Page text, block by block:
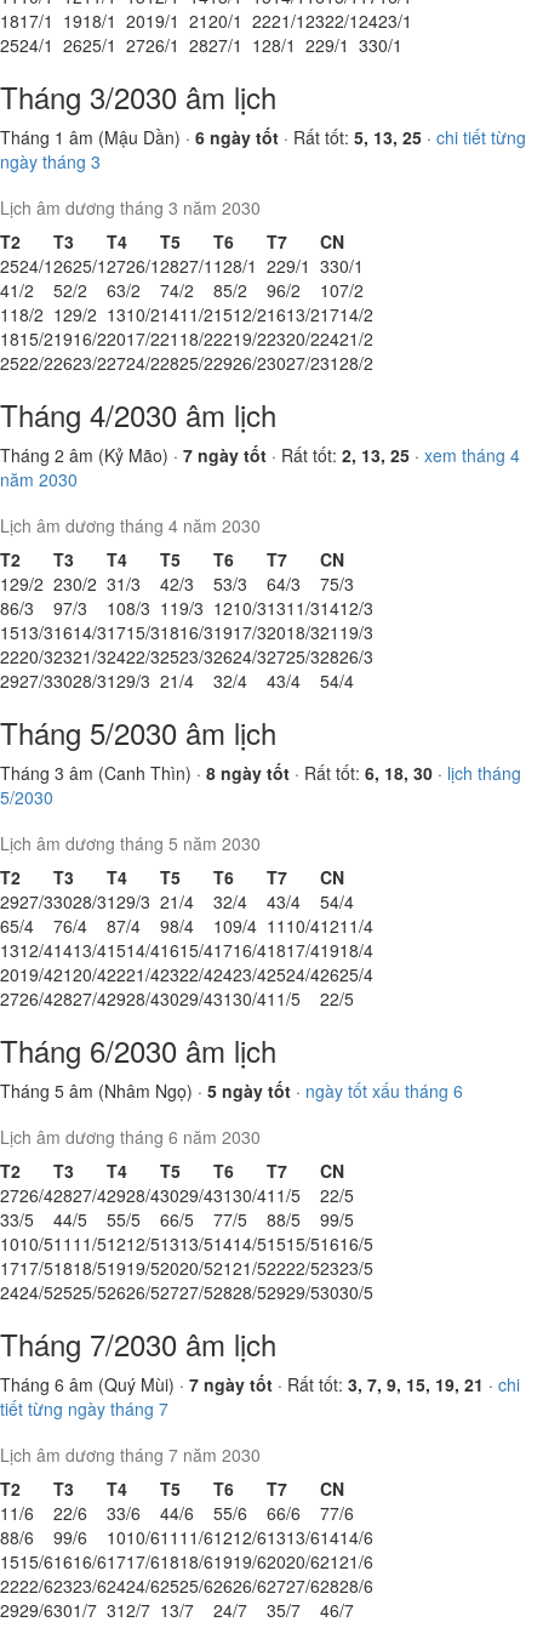
1817/1 1918/1 2019/1 2120/1 2221/12322/12423/1
2524/1 2625/1 2726/1 2827/1 128/1 229/1 330/1
Tháng 3/2030 âm lịch
Tháng 1 âm (Mậu Dần) · 6 ngày tốt · Rất tốt: 5, 13, 25 · chi tiết từng
ngày tháng 3
Lịch âm dương tháng 3 năm 2030
T2
T3 T4 T5 T6 T7
CN
2524/12625/12726/12827/1 128/1 229/1 330/1
41/2 52/2 63/2 74/2 85/2 96/2 107/2
118/2 129/2 1310/21411/21512/21613/21714/2
1815/21916/22017/221 18/22219/22320/22421/2
2522/22623/22724/22825/22926/23027/23128/2
Tháng 4/2030 âm lịch
Tháng 2 âm (Kỷ Mão) · 7 ngày tốt · Rất tốt: 2, 13, 25 · xem tháng 4
năm 2030
Lịch âm dương tháng 4 năm 2030
T2
T3 T4 T5 T6 T7
CN
129/2 230/2 31/3 42/3 53/3 64/3 75/3
86/3 97/3 108/3 119/3 1210/31311/31412/3
1513/31614/31715/31816/31917/32018/321 19/3
2220/32321/32422/32523/32624/32725/32826/3
2927/33028/3129/3 21/4 32/4 43/4 54/4
Tháng 5/2030 âm lịch
Tháng 3 âm (Canh Thìn) · 8 ngày tốt · Rất tốt: 6, 18, 30 · lịch tháng
5/2030
Lịch âm dương tháng 5 năm 2030
T2
T3 T4 T5 T6 T7
CN
2927/33028/3129/3 21/4 32/4 43/4 54/4
65/4 76/4 87/4 98/4 109/4 11 10/41211/4
1312/41413/41514/41615/41716/41817/41918/4
2019/42120/42221/42322/42423/42524/42625/4
2726/42827/42928/43029/43130/41 1/5 22/5
Tháng 6/2030 âm lịch
Tháng 5 âm (Nhâm Ngọ) · 5 ngày tốt · ngày tốt xấu tháng 6
Lịch âm dương tháng 6 năm 2030
T2
T3 T4 T5 T6 T7
CN
2726/42827/42928/43029/43130/41 1/5 22/5
33/5 44/5 55/5 66/5 77/5 88/5 99/5
1010/511 11/51212/51313/51414/51515/51616/5
1717/51818/51919/52020/52121/52222/52323/5
2424/52525/52626/52727/52828/52929/53030/5
Tháng 7/2030 âm lịch
Tháng 6 âm (Quý Mùi) · 7 ngày tốt · Rất tốt: 3, 7, 9, 15, 19, 21 · chi
tiết từng ngày tháng 7
Lịch âm dương tháng 7 năm 2030
T2
T3 T4 T5 T6 T7
CN
1 1/6 22/6 33/6 44/6 55/6 66/6 77/6
88/6 99/6 1010/611 11/61212/61313/61414/6
1515/61616/61717/61818/61919/62020/62121/6
2222/62323/62424/62525/62626/62727/62828/6
2929/6301/7 312/7 13/7 24/7 35/7 46/7